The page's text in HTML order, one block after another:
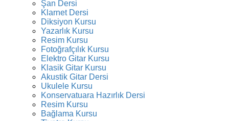
Şan Dersi
Klarnet Dersi
Diksiyon Kursu
Yazarlık Kursu
Resim Kursu
Fotoğrafçılık Kursu
Elektro Gitar Kursu
Klasik Gitar Kursu
Akustik Gitar Dersi
Ukulele Kursu
Konservatuara Hazırlık Dersi
Resim Kursu
Bağlama Kursu